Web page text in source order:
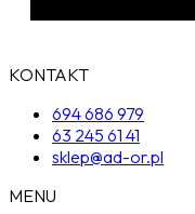
KONTAKT
694 686 979
63 245 61 41
sklep@ad-or.pl
MENU